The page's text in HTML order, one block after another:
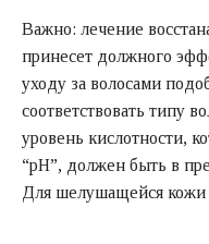
Важно: лечение
принесет должного
уходу за волосами
соответствовать типу
уровень кислотности,
“рН”, должен быть в
Для шелушащейся кожи